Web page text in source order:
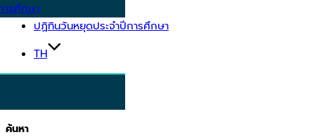
รศึกษา
ปฏิทินวันหยุดประจำปีการศึกษา
TH
ค้นหา